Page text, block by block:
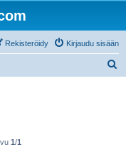
Kirjaudu sisään
Rekisteröidy
1/1